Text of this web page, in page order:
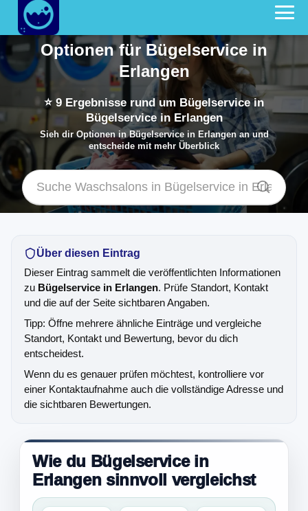
Optionen für Bügelservice in
Erlangen
⭐ 9 Ergebnisse rund um Bügelservice in
Bügelservice in Erlangen
Sieh dir Optionen in Bügelservice in Erlangen an und
entscheide mit mehr Überblick
Über diesen Eintrag
Dieser Eintrag sammelt die veröffentlichten Informationen
zu Bügelservice in Erlangen. Prüfe Standort, Kontakt
und die auf der Seite sichtbaren Angaben.
Tipp: Öffne mehrere ähnliche Einträge und vergleiche
Standort, Kontakt und Bewertung, bevor du dich
entscheidest.
Wenn du es genauer prüfen möchtest, kontrolliere vor
einer Kontaktaufnahme auch die vollständige Adresse und
die sichtbaren Bewertungen.
Wie du Bügelservice in
Erlangen sinnvoll vergleichst